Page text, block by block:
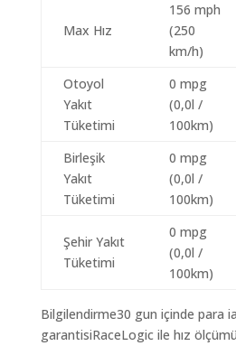
Max Hız
156 mph
(250
km/h)
Otoyol
Yakıt
Tüketimi
0 mpg
(0,0l /
100km)
Birleşik
Yakıt
Tüketimi
0 mpg
(0,0l /
100km)
Şehir Yakıt
Tüketimi
0 mpg
(0,0l /
100km)
Bilgilendirme30 gun içinde para
garantisiRaceLogic ile hız